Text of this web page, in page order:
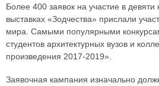
Более 400 заявок на участие в девяти
выставках «Зодчества» прислали
мира. Самыми популярными
студентов архитектурных вузов и
произведения 2017-2019».
Заявочная кампания изначально